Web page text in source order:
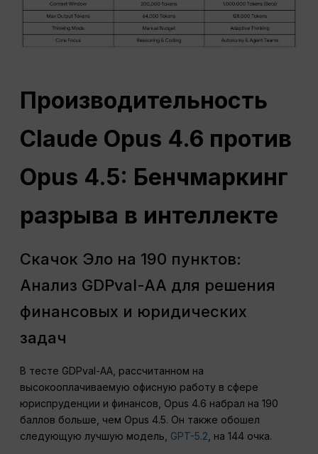
Производительность
Claude Opus 4.6 против
Opus 4.5: Бенчмаркинг
разрыва в интеллекте
Скачок Эло на 190 пунктов:
Анализ GDPval-AA для решения
финансовых и юридических
задач
В тесте GDPval-AA, рассчитанном на
высокооплачиваемую офисную работу в сфере
юриспруденции и финансов, Opus 4.6 набрал на 190
баллов больше, чем Opus 4.5. Он также обошел
следующую лучшую модель, GPT-5.2 , на 144 очка.